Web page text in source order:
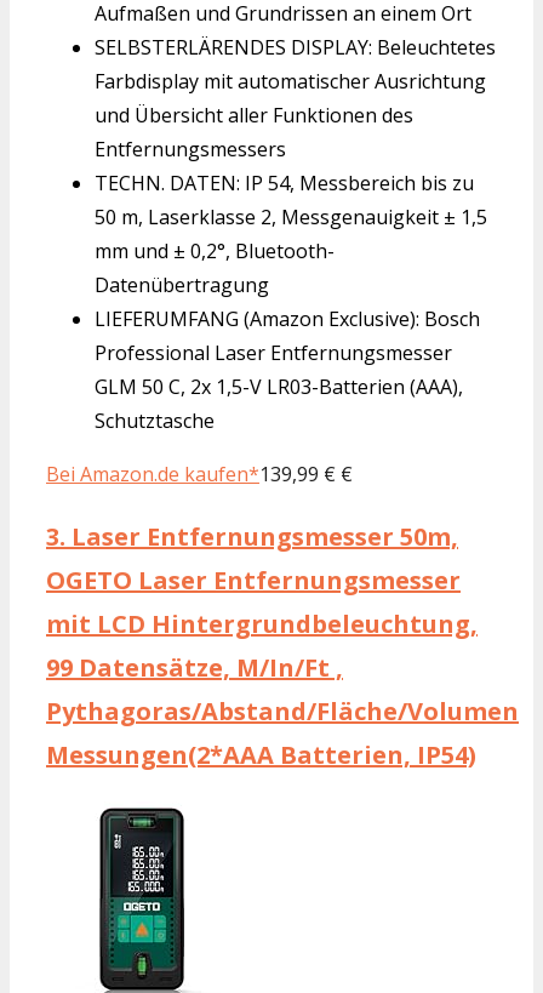
Aufmaßen und Grundrissen an einem Ort
SELBSTERLÄRENDES DISPLAY: Beleuchtetes
Farbdisplay mit automatischer Ausrichtung
und Übersicht aller Funktionen des
Entfernungsmessers
TECHN. DATEN: IP 54, Messbereich bis zu
50 m, Laserklasse 2, Messgenauigkeit ± 1,5
mm und ± 0,2°, Bluetooth-
Datenübertragung
LIEFERUMFANG (Amazon Exclusive): Bosch
Professional Laser Entfernungsmesser
GLM 50 C, 2x 1,5-V LR03-Batterien (AAA),
Schutztasche
Bei Amazon.de kaufen*139,99 € €
3. Laser Entfernungsmesser 50m,
OGETO Laser Entfernungsmesser
mit LCD Hintergrundbeleuchtung,
99 Datensätze, M/In/Ft ,
Pythagoras/Abstand/Fläche/Volumen
Messungen(2*AAA Batterien, IP54)